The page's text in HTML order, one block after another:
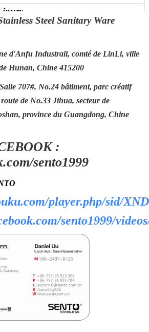
jours
45 jours après l'obtention du
cha, Shenzhen,
Foshan
accepter sur davantage de
Steel Sanitary Ware
d'Anfu Industrail, comté de LinLi, ville
Hunan, Chine 415200
707#, No.24 bâtiment, parc créatif
de No.33 Jihua, secteur de
province du Guangdong, Chine
:
sento1999
player.php/sid/
sento1999/